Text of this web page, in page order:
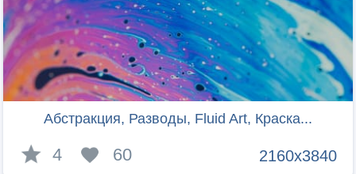
Абстракция, Разводы, Fluid Art, Краска...
2160x3840
4 60